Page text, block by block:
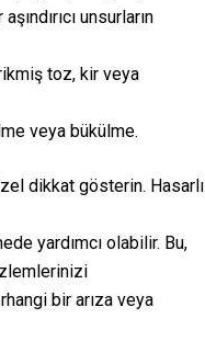
unsurların
toz, kir veya
veya bükülme.
dikkat gösterin. Hasarlı
yardımcı olabilir. Bu,
bir arıza veya